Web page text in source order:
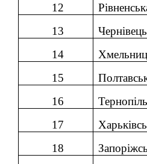
12
13
14
15
16
17
18